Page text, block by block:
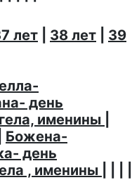
лет 38 лет
39
день
именины
Божена-
день
, именины